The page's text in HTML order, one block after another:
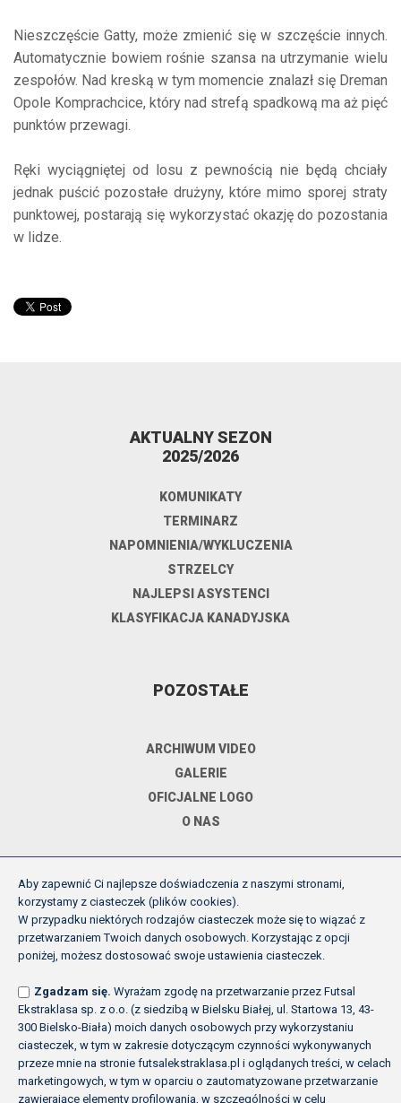
Nieszczęście Gatty, może zmienić się w szczęście innych.
Automatycznie bowiem rośnie szansa na utrzymanie wielu
zespołów. Nad kreską w tym momencie znalazł się Dreman
Opole Komprachcice, który nad strefą spadkową ma aż pięć
punktów przewagi.
Ręki wyciągniętej od losu z pewnością nie będą chciały
jednak puścić pozostałe drużyny, które mimo sporej straty
punktowej, postarają się wykorzystać okazję do pozostania
w lidze.
AKTUALNY SEZON
2025/2026
KOMUNIKATY
TERMINARZ
NAPOMNIENIA/WYKLUCZENIA
STRZELCY
NAJLEPSI ASYSTENCI
KLASYFIKACJA KANADYJSKA
POZOSTAŁE
ARCHIWUM VIDEO
GALERIE
OFICJALNE LOGO
O NAS
DOKUMENTY
REGULAMIN ROZGRYWEK FE
INNE
POLITYKA PRYWATNOŚCI
Copyright (c) Futsal Ekstraklasa 2026
Aby zapewnić Ci najlepsze doświadczenia z naszymi stronami,
korzystamy z ciasteczek (plików cookies).
W przypadku niektórych rodzajów ciasteczek może się to wiązać z
przetwarzaniem Twoich danych osobowych. Korzystając z opcji
poniżej, możesz dostosować swoje ustawienia ciasteczek.
Zgadzam się. Wyrażam zgodę na przetwarzanie przez Futsal
Ekstraklasa sp. z o.o. (z siedzibą w Bielsku Białej, ul. Startowa 13, 43-
300 Bielsko-Biała) moich danych osobowych przy wykorzystaniu
ciasteczek, w tym w zakresie dotyczącym czynności wykonywanych
przeze mnie na stronie futsalekstraklasa.pl i oglądanych treści, w celach
marketingowych, w tym w oparciu o zautomatyzowane przetwarzanie
zawierające elementy profilowania, w szczególności w celu